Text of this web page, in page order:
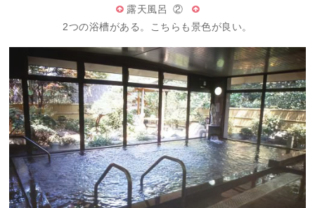
露天風呂 ②
2つの浴槽がある。こちらも景色が良い。